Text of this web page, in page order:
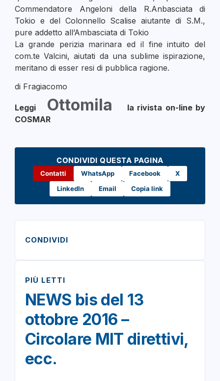
Commendatore Angeloni della R.Anbasciata di
Tokio e del Colonnello Scalise aiutante di S.M.,
pure addetto all’Ambasciata di Tokio
La grande perizia marinara ed il fine intuito del
com.te Valcini, aiutati da una sublime ispirazione,
meritano di esser resi di pubblica ragione.
di Fragiacomo
Leggi Ottomila
la rivista on-line by
COSMAR
CONDIVIDI QUESTA PAGINA
Contatti WhatsApp Facebook
X
LinkedIn
Email Copia link
CONDIVIDI
PIÙ LETTI
NEWS bis del 13
ottobre 2016 –
Circolare MIT direttivi,
ecc.